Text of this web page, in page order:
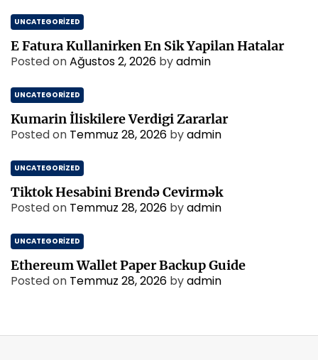
UNCATEGORIZED
E Fatura Kullanirken En Sik Yapilan Hatalar
Posted onAğustos 2, 2026 byadmin
UNCATEGORIZED
Kumarin İliskilere Verdigi Zararlar
Posted on Temmuz 28, 2026 byadmin
UNCATEGORIZED
Tiktok Hesabini Brendə Cevirmək
Posted on Temmuz 28, 2026 byadmin
UNCATEGORIZED
Ethereum Wallet Paper Backup Guide
Posted on Temmuz 28, 2026 byadmin